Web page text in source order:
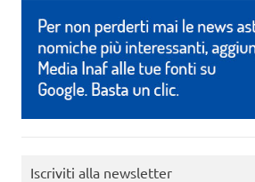
Iscriviti alla newsletter